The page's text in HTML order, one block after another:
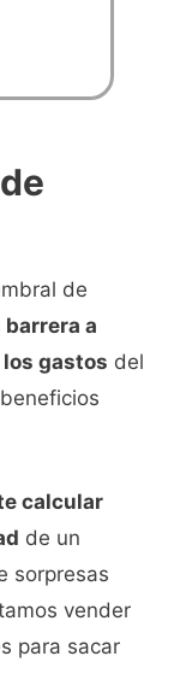
de
barrera a
gastos del
calcular
de un
sorpresas
vender
para sacar